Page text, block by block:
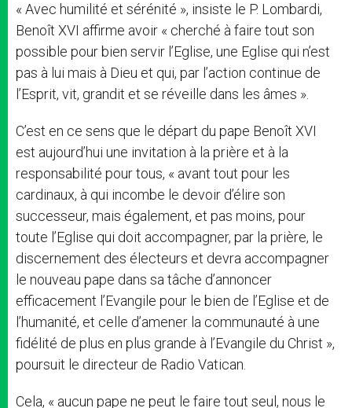
« Avec humilité et sérénité », insiste le P. Lombardi,
Benoît XVI affirme avoir « cherché à faire tout son
possible pour bien servir l’Eglise, une Eglise qui n’est
pas à lui mais à Dieu et qui, par l’action continue de
l’Esprit, vit, grandit et se réveille dans les âmes ».
C’est en ce sens que le départ du pape Benoît XVI
est aujourd’hui une invitation à la prière et à la
responsabilité pour tous, « avant tout pour les
cardinaux, à qui incombe le devoir d’élire son
successeur, mais également, et pas moins, pour
toute l’Eglise qui doit accompagner, par la prière, le
discernement des électeurs et devra accompagner
le nouveau pape dans sa tâche d’annoncer
efficacement l’Evangile pour le bien de l’Eglise et de
l’humanité, et celle d’amener la communauté à une
fidélité de plus en plus grande à l’Evangile du Christ »,
poursuit le directeur de Radio Vatican.
Cela, « aucun pape ne peut le faire tout seul, nous le